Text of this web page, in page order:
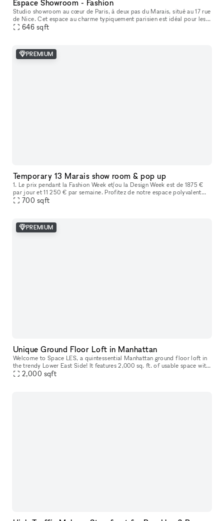
Espace Showroom - Fashion
Studio showroom au cœur de Paris, à deux pas du Marais, situé au 17 rue
de Nice. Cet espace au charme typiquement parisien est idéal pour les
showrooms, présentations de collections, pop-ups et événe
646 sqft
PREMIUM
Temporary 13 Marais show room & pop up
1. Le prix pendant la Fashion Week et/ou la Design Week est de 1875 €
par jour et 11 250 € par semaine. Profitez de notre espace polyvalent
idéal pour les showrooms de mode, les produits de luxe, les
700 sqft
PREMIUM
Unique Ground Floor Loft in Manhattan
Welcome to Space LES, a quintessential Manhattan ground floor loft in
the trendy Lower East Side! It features 2,000 sq. ft. of usable space with
a comfortable capacity of 125 people, 11 ft ceiling, a
2,000 sqft